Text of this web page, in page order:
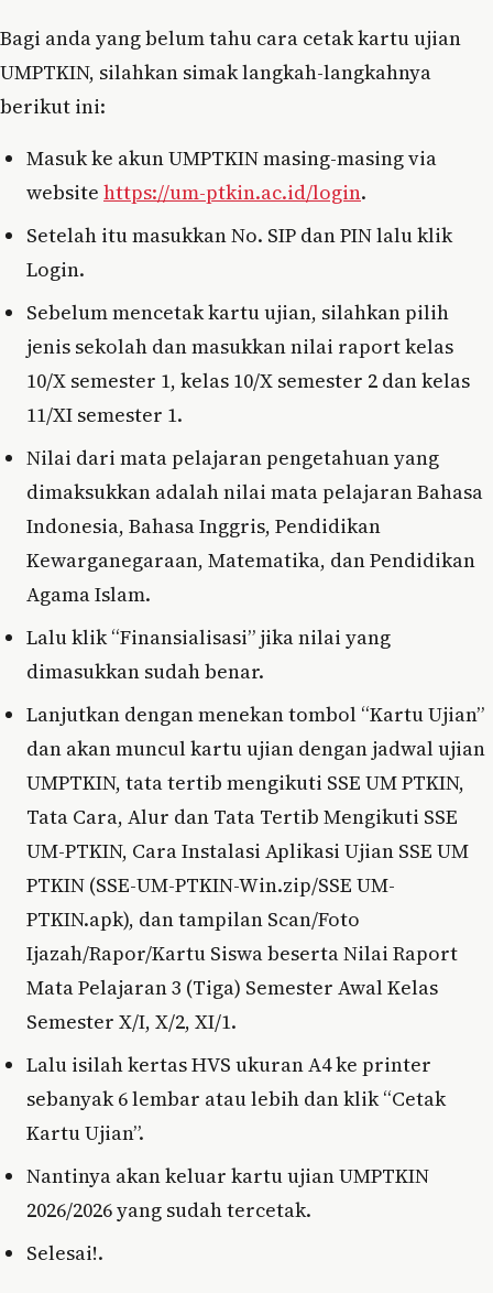
Bagi anda yang belum tahu cara cetak kartu ujian
UMPTKIN, silahkan simak langkah-langkahnya
berikut ini:
Masuk ke akun UMPTKIN masing-masing via
website https://um-ptkin.ac.id/login.
Setelah itu masukkan No. SIP dan PIN lalu klik
Login.
Sebelum mencetak kartu ujian, silahkan pilih
jenis sekolah dan masukkan nilai raport kelas
10/X semester 1, kelas 10/X semester 2 dan kelas
11/XI semester 1.
Nilai dari mata pelajaran pengetahuan yang
dimaksukkan adalah nilai mata pelajaran Bahasa
Indonesia, Bahasa Inggris, Pendidikan
Kewarganegaraan, Matematika, dan Pendidikan
Agama Islam.
Lalu klik “Finansialisasi” jika nilai yang
dimasukkan sudah benar.
Lanjutkan dengan menekan tombol “Kartu Ujian”
dan akan muncul kartu ujian dengan jadwal ujian
UMPTKIN, tata tertib mengikuti SSE UM PTKIN,
Tata Cara, Alur dan Tata Tertib Mengikuti SSE
UM-PTKIN, Cara Instalasi Aplikasi Ujian SSE UM
PTKIN (SSE-UM-PTKIN-Win.zip/SSE UM-
PTKIN.apk), dan tampilan Scan/Foto
Ijazah/Rapor/Kartu Siswa beserta Nilai Raport
Mata Pelajaran 3 (Tiga) Semester Awal Kelas
Semester X/I, X/2, XI/1.
Lalu isilah kertas HVS ukuran A4 ke printer
sebanyak 6 lembar atau lebih dan klik “Cetak
Kartu Ujian”.
Nantinya akan keluar kartu ujian UMPTKIN
2026/2026 yang sudah tercetak.
Selesai!.